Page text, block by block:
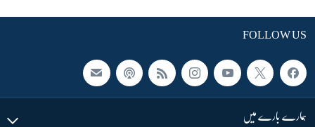
FOLLOW US
ہمارے بارے میں